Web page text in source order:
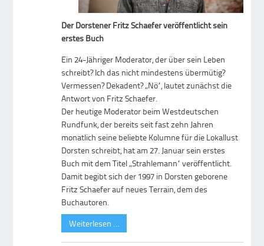
Der Dorstener Fritz Schaefer veröffentlicht sein
erstes Buch
Ein 24-Jähriger Moderator, der über sein Leben
schreibt? Ich das nicht mindestens übermütig?
Vermessen? Dekadent? „Nö“, lautet zunächst die
Antwort von Fritz Schaefer.
Der heutige Moderator beim Westdeutschen
Rundfunk, der bereits seit fast zehn Jahren
monatlich seine beliebte Kolumne für die Lokallust
Dorsten schreibt, hat am 27. Januar sein erstes
Buch mit dem Titel „Strahlemann“ veröffentlicht.
Damit begibt sich der 1997 in Dorsten geborene
Fritz Schaefer auf neues Terrain, dem des
Buchautoren.
Weiterlesen …